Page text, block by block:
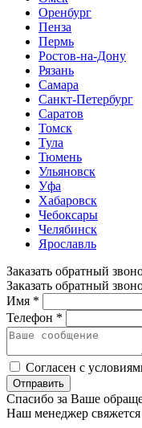
Оренбург
Пенза
Пермь
Ростов-на-Дону
Рязань
Самара
Санкт-Петербург
Саратов
Томск
Тула
Тюмень
Ульяновск
Уфа
Хабаровск
Чебоксары
Челябинск
Ярославль
Заказать обратный
Заказать обратный
Имя *
Телефон *
Согласен с
Отправить
Спасибо за Ваше
Наш менеджер